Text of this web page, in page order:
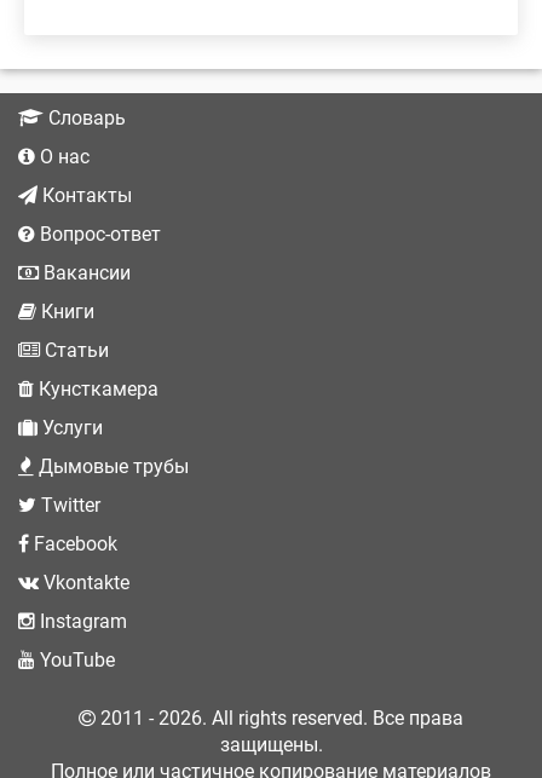
Словарь
О нас
Контакты
Вопрос-ответ
Вакансии
Книги
Статьи
Кунсткамера
Услуги
Дымовые трубы
Twitter
Facebook
Vkontakte
Instagram
YouTube
2011 - 2026. All rights reserved. Все права
защищены.
Полное или частичное копирование материалов